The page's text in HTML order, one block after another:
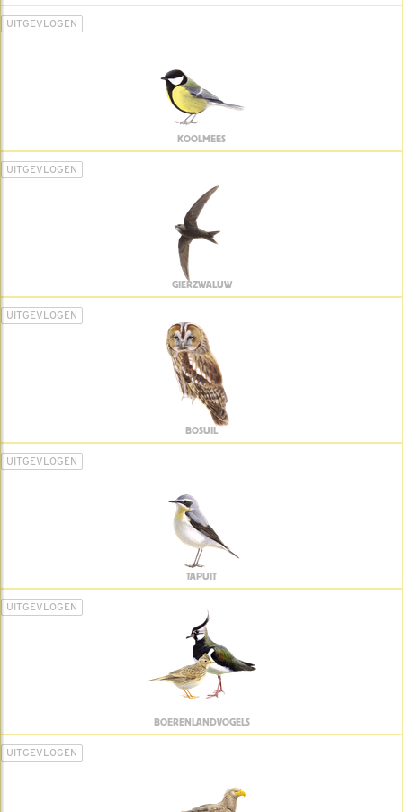
UITGEVLOGEN
KOOLMEES
UITGEVLOGEN
GIERZWALUW
UITGEVLOGEN
BOSUIL
UITGEVLOGEN
TAPUIT
UITGEVLOGEN
BOERENLANDVOGELS
UITGEVLOGEN